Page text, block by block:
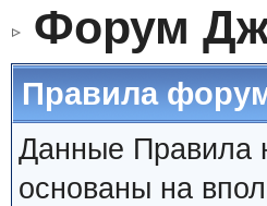
Форум
Правила
Данные Правила
основаны на